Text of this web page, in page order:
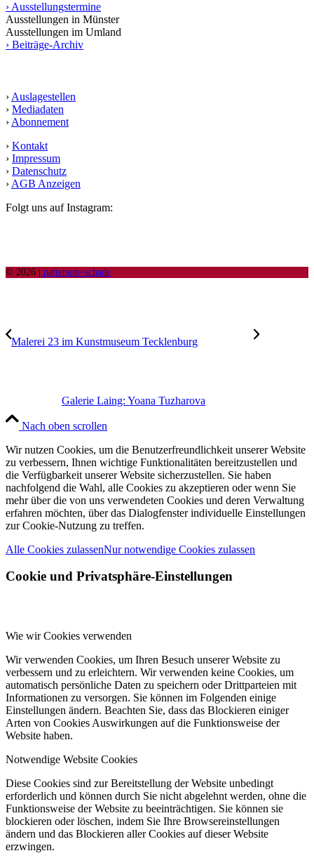
› Ausstellungstermine
Ausstellungen in Münster
Ausstellungen im Umland
› Beiträge-Archiv
› Auslagestellen
› Mediadaten
› Abonnement
› Kontakt
› Impressum
› Datenschutz
› AGB Anzeigen
Folgt uns auf Instagram:
© 2026 | patterson+schade
Malerei 23 im Kunstmuseum Tecklenburg
Galerie Laing: Yoana Tuzharova
Nach oben scrollen
Wir nutzen Cookies, um die Benutzerfreundlichkeit unserer Website
zu verbessern, Ihnen wichtige Funktionalitäten bereitzustellen und
die Verfügbarkeit unserer Website sicherzustellen. Sie haben
nachfolgend die Wahl, alle Cookies zu akzeptieren oder wenn Sie
mehr über die von uns verwendeten Cookies und deren Verwaltung
erfahren möchten, über das Dialogfenster individuelle Einstellungen
zur Cookie-Nutzung zu treffen.
Alle Cookies zulassenNur notwendige Cookies zulassen
Cookie und Privatsphäre-Einstellungen
Wie wir Cookies verwenden
Wir verwenden Cookies, um Ihren Besuch unserer Website zu
verbessern und zu erleichtern. Wir verwenden keine Cookies, um
automatisch persönliche Daten zu speichern oder Drittparteien mit
Informationen zu versorgen. Sie können im Folgenden einige
Einstellungen ändern. Beachten Sie, dass das Blockieren einiger
Arten von Cookies Auswirkungen auf die Funktionsweise der
Website haben.
Notwendige Website Cookies
Diese Cookies sind zur Bereitstellung der Website unbedingt
erforderlich und können durch Sie nicht abgelehnt werden, ohne die
Funktionsweise der Website zu beeinträchtigen. Sie können sie
blockieren oder löschen, indem Sie Ihre Browsereinstellungen
ändern und das Blockieren aller Cookies auf dieser Website
erzwingen.